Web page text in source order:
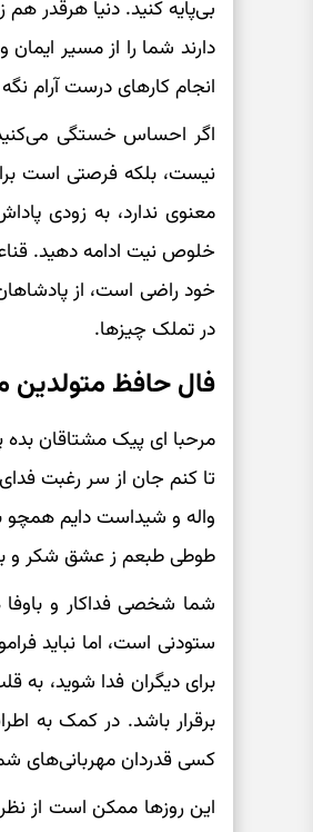
بی‌پایه کنید. دنیا هرقدر
دارند شما را از مسیر
انجام کارهای درست آرام نگه
اگر احساس خستگی
نیست، بلکه فرصتی است
معنوی ندارد، به زودی
خلوص نیت ادامه دهید.
خود راضی است، از
در تملک چیزها.
فال حافظ متولدین
مرحبا ای پیک مشتاقان
تا کنم جان از سر رغبت
واله و شیداست دایم
طوطی طبعم ز عشق شکر و
شما شخصی فداکار و
ستودنی است، اما نباید
برای دیگران فدا شوید،
برقرار باشد. در کمک به
کسی قدردان مهربانی‌های
این روزها ممکن است از